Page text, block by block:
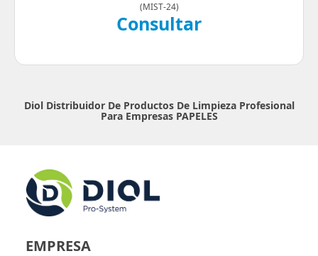
(MIST-24)
Consultar
Diol Distribuidor De Productos De Limpieza Profesional
Para Empresas PAPELES
EMPRESA